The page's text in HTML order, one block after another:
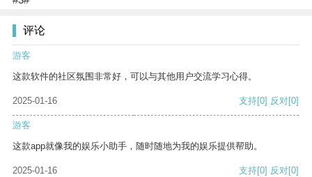
评论
游客
这款软件的社区氛围非常好，可以与其他用户交流学习心得。
2025-01-16 支持[0] 反对[0]
游客
这款app就像我的娱乐小助手，随时随地为我的娱乐提供帮助。
2025-01-16 支持[0] 反对[0]